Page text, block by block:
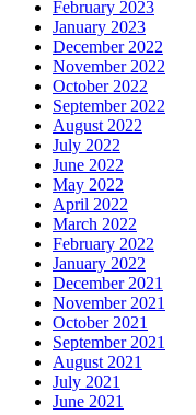
February 2023
January 2023
December 2022
November 2022
October 2022
September 2022
August 2022
July 2022
June 2022
May 2022
April 2022
March 2022
February 2022
January 2022
December 2021
November 2021
October 2021
September 2021
August 2021
July 2021
June 2021